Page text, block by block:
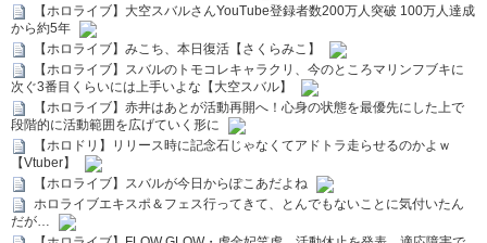
【ホロライブ】大空スバルさんYouTube登録者数200万人突破 100万人達成
から約5年
【ホロライブ】みこち、本日復活【さくらみこ】
【ホロライブ】スバルのトモコレキャラクリ、今のところマリンフブキに
次ぐ3番目くらいには上手いよな【大空スバル】
【ホロライブ】赤井はあとが活動再開へ！心身の状態を最優先にした上で
段階的に活動範囲を広げていく形に
【ホロドリ】リリース時に記念石じゃなくてアドトラ走らせるのかよｗ
【Vtuber】
【ホロライブ】スバルが今日からぽこあだよね
ホロライブエキスポ＆フェス行ってきて、とんでもないことに気付いたん
だが…